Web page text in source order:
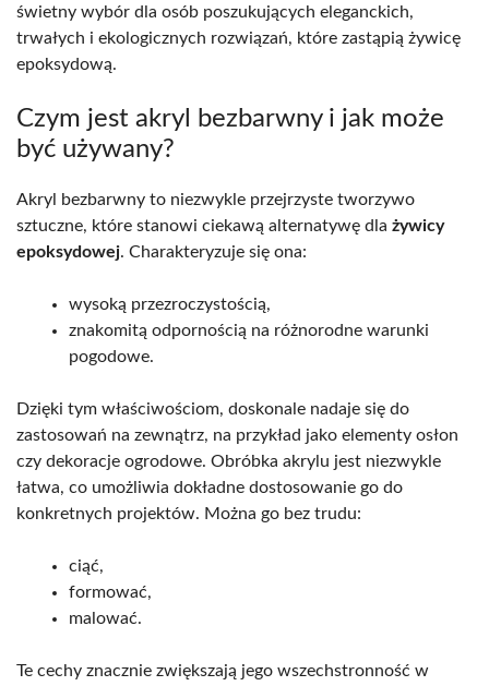
świetny wybór dla osób poszukujących eleganckich,
trwałych i ekologicznych rozwiązań, które zastąpią żywicę
epoksydową.
Czym jest akryl bezbarwny i jak może
być używany?
Akryl bezbarwny to niezwykle przejrzyste tworzywo
sztuczne, które stanowi ciekawą alternatywę dla żywicy
epoksydowej. Charakteryzuje się ona:
wysoką przezroczystością,
znakomitą odpornością na różnorodne warunki
pogodowe.
Dzięki tym właściwościom, doskonale nadaje się do
zastosowań na zewnątrz, na przykład jako elementy osłon
czy dekoracje ogrodowe. Obróbka akrylu jest niezwykle
łatwa, co umożliwia dokładne dostosowanie go do
konkretnych projektów. Można go bez trudu:
ciąć,
formować,
malować.
Te cechy znacznie zwiększają jego wszechstronność w